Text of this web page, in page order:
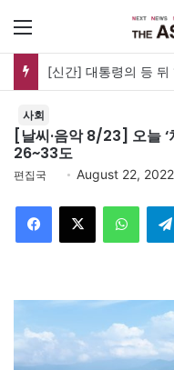
사회
[날씨·음악 8/23] 오늘 ‘
26~33도
편집국 August 22, 2022